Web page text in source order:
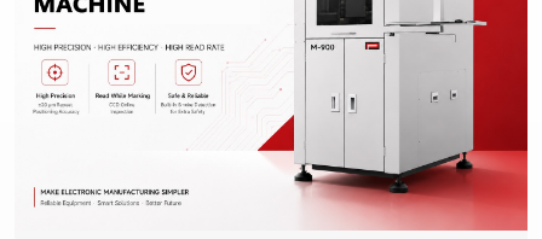
homenaje a cada héroe que se ha dedicado a la defensa de nuestra
nación. Que nuestra gran nación continúe prosperando y que la paz
y la estabilidad perduren durante las generaciones venideras. Feliz Día
del Ejército del EPL!